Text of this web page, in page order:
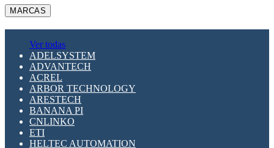
MARCAS
Ver todas
ADELSYSTEM
ADVANTECH
ACREL
ARBOR TECHNOLOGY
ARESTECH
BANANA PI
CNLINKO
ETI
HELTEC AUTOMATION